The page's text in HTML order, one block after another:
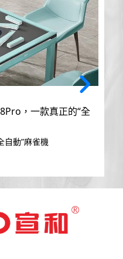
，一款真正的“全
自動”麻雀機